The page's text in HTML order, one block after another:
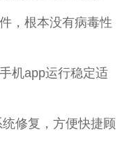
根本没有病毒性
机app运行稳定适
修复，方便快捷顾